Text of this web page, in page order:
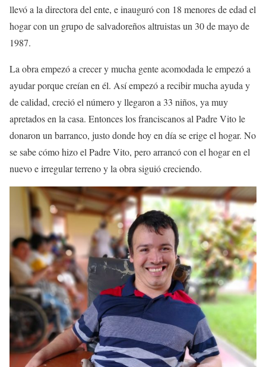
llevó a la directora del ente, e inauguró con 18 menores de edad el
hogar con un grupo de salvadoreños altruistas un 30 de mayo de
1987.
La obra empezó a crecer y mucha gente acomodada le empezó a
ayudar porque creían en él. Así empezó a recibir mucha ayuda y
de calidad, creció el número y llegaron a 33 niños, ya muy
apretados en la casa. Entonces los franciscanos al Padre Vito le
donaron un barranco, justo donde hoy en día se erige el hogar. No
se sabe cómo hizo el Padre Vito, pero arrancó con el hogar en el
nuevo e irregular terreno y la obra siguió creciendo.